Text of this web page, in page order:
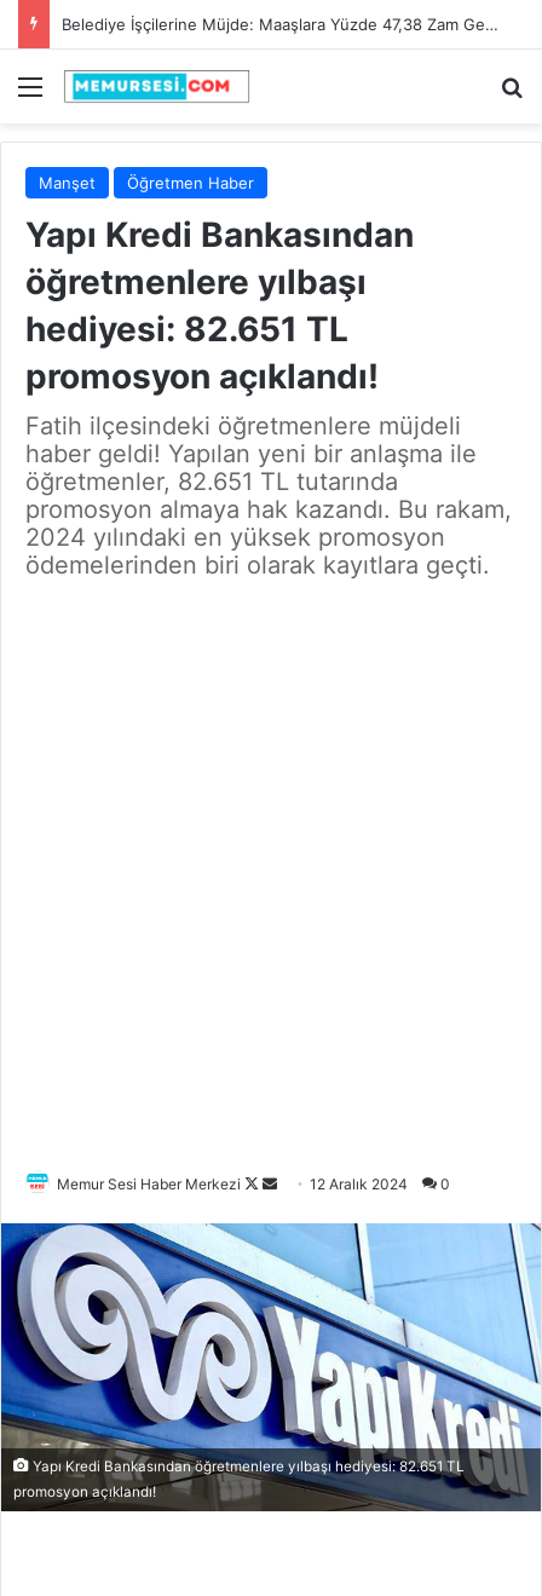
Belediye İşçilerine Müjde: Maaşlara Yüzde 47,38 Zam Geldi!
Menü
Manşet Öğretmen Haber
Yapı Kredi Bankasından
öğretmenlere yılbaşı
hediyesi: 82.651 TL
promosyon açıklandı!
Fatih ilçesindeki öğretmenlere müjdeli
haber geldi! Yapılan yeni bir anlaşma ile
öğretmenler, 82.651 TL tutarında
promosyon almaya hak kazandı. Bu rakam,
2024 yılındaki en yüksek promosyon
ödemelerinden biri olarak kayıtlara geçti.
Memur Sesi Haber Merkezi
F
o
w
o
n
X
-
p
o
s
a
g
12 Aralık 2024 0
Yapı Kredi Bankasından öğretmenlere yılbaşı hediyesi: 82.651 TL
promosyon açıklandı!